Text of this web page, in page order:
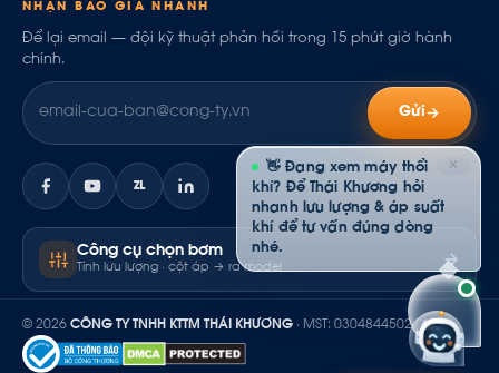
NHẬN BÁO GIÁ NHANH
Để lại email — đội kỹ thuật phản hồi trong 15 phút giờ hành
chính.
Gửi
ZL
Công cụ chọn bơm
Tính lưu lượng · cột áp → ra model
© 2026 CÔNG TY TNHH KTTM THÁI KHƯƠNG · MST: 0304844502
✕
👋 Đang xem máy thổi
khí? Để Thái Khương hỏi
nhanh lưu lượng & áp suất
khí để tư vấn đúng dòng
nhé.